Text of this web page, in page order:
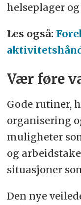
helseplager
Les også:
Vær føre
Gode rutiner,
organisering
muligheter
og
situasjoner
Den nye